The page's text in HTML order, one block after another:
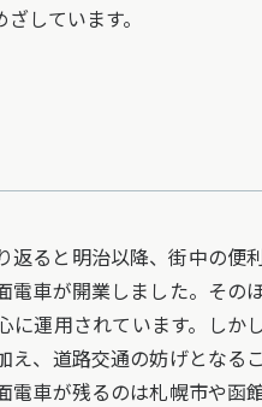
しています。
ると明治以降、街中の便
電車が開業しました。その
に運用されています。しか
え、道路交通の妨げとなる
車が残るのは札幌市や函館